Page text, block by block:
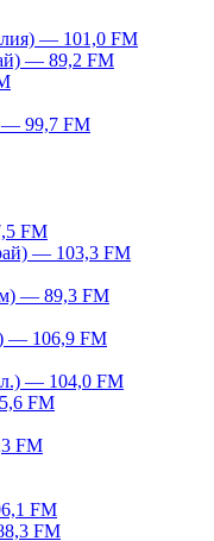
— 101,0 FM
— 89,2 FM
— 99,7 FM
FM
— 103,3 FM
— 89,3 FM
— 106,9 FM
— 104,0 FM
FM
FM
FM
FM